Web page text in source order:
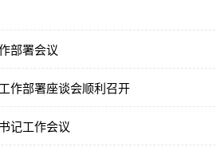
部署会议
作部署座谈会顺利召开
记工作会议